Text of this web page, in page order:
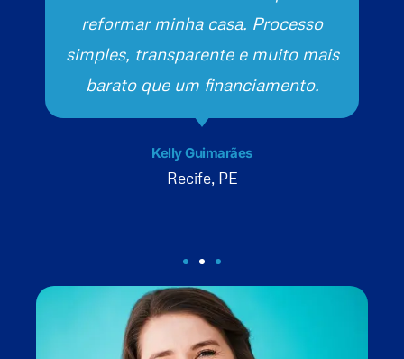
reformar minha casa. Processo
simples, transparente e muito mais
barato que um financiamento.
Kelly Guimarães
Recife, PE